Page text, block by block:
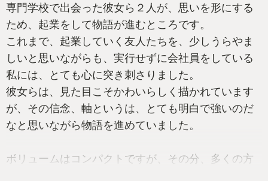
専門学校で出会った彼女ら２人が、思いを形にする
ため、起業をして物語が進むところです。
これまで、起業していく友人たちを、少しうらやま
しいと思いながらも、実行せずに会社員をしている
私には、とても心に突き刺さりました。
彼女らは、見た目こそかわいらしく描かれています
が、その信念、軸というは、とても明白で強いのだ
なと思いながら物語を進めていました。
ボリュームはコンパクトですが、その分、多くの方